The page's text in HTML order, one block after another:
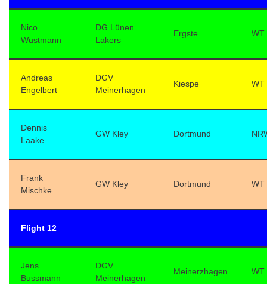
Nico
Wustmann
DG Lünen
Lakers
Ergste WT
Andreas
Engelbert
DGV
Meinerhagen
Kiespe WT
Dennis
Laake
GW Kley Dortmund
Frank
Mischke
GW Kley Dortmund WT
Flight 12
Jens
Bussmann
DGV
Meinerhagen
Meinerzhagen WT